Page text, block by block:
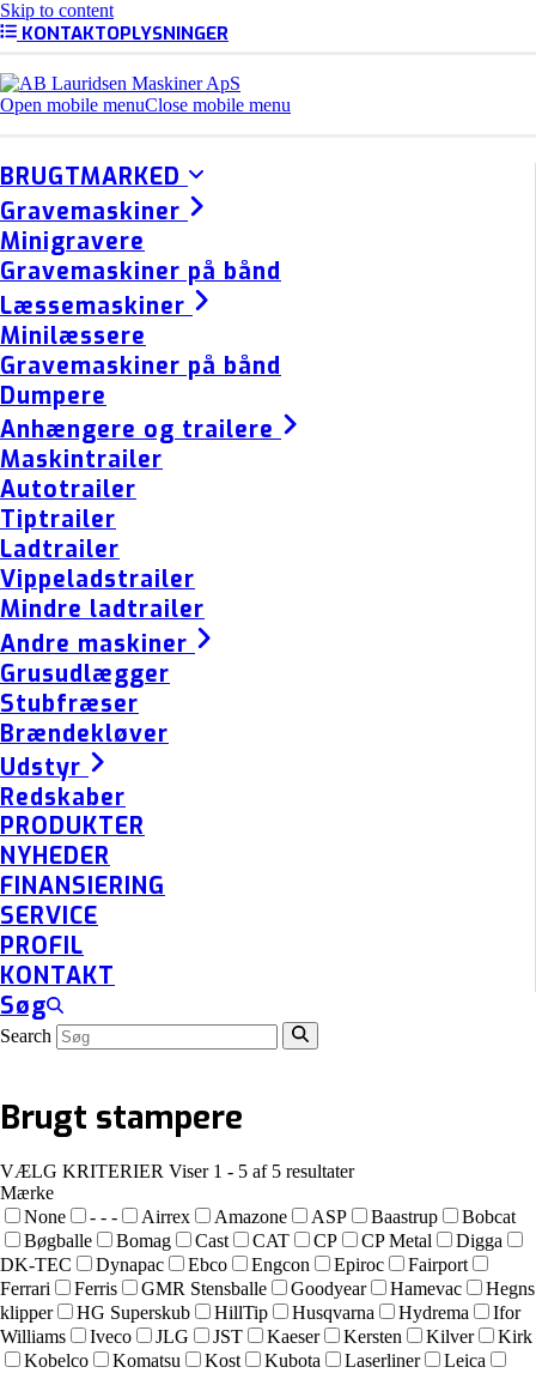
Skip to content
KONTAKTOPLYSNINGER
Open mobile menuClose mobile menu
BRUGTMARKED
Gravemaskiner
Minigravere
Gravemaskiner på bånd
Læssemaskiner
Minilæssere
Gravemaskiner på bånd
Dumpere
Anhængere og trailere
Maskintrailer
Autotrailer
Tiptrailer
Ladtrailer
Vippeladstrailer
Mindre ladtrailer
Andre maskiner
Grusudlægger
Stubfræser
Brændekløver
Udstyr
Redskaber
PRODUKTER
NYHEDER
FINANSIERING
SERVICE
PROFIL
KONTAKT
Søg
Search
Brugt stampere
VÆLG KRITERIER Viser 1 - 5 af 5 resultater
Mærke
None
- - - Airrex Amazone ASP Baastrup
Bobcat
Bøgballe
Bomag Cast CAT CP CP Metal
Digga
DK-TEC
Dynapac Ebco Engcon Epiroc
Fairport
Ferrari
Ferris GMR Stensballe Goodyear Hamevac
Hegns
klipper
HG Superskub HillTip Husqvarna Hydrema
Ifor
Williams
Iveco JLG JST Kaeser Kersten Kilver
Kirk
Kobelco
Komatsu Kost Kubota Laserliner
Leica